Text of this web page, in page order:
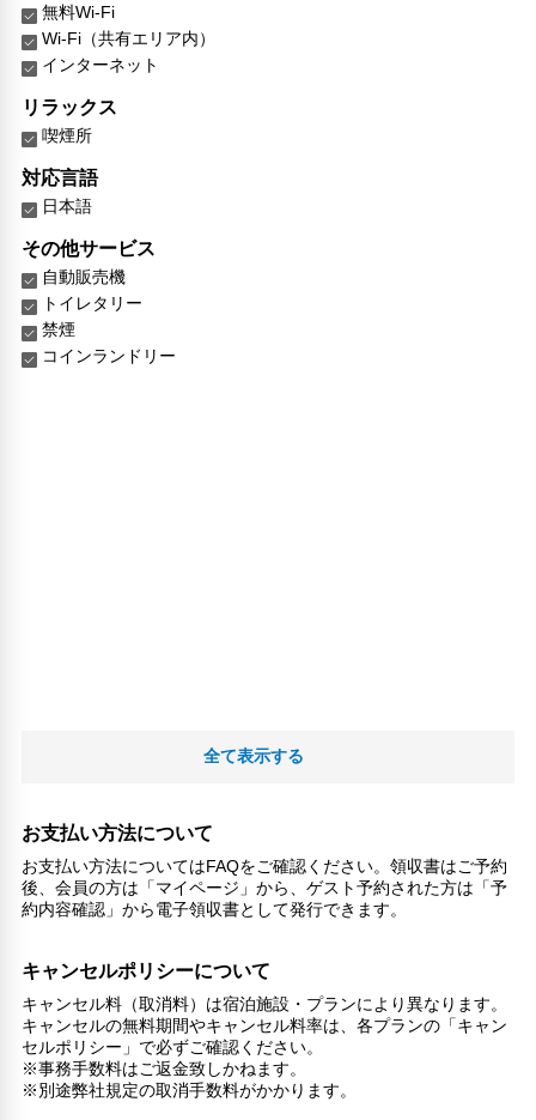
無料Wi-Fi
Wi-Fi（共有エリア内）
インターネット
リラックス
喫煙所
対応言語
日本語
その他サービス
自動販売機
トイレタリー
禁煙
コインランドリー
全て表示する
お支払い方法について
お支払い方法についてはFAQをご確認ください。領収書はご予約
後、会員の方は「マイページ」から、ゲスト予約された方は「予
約内容確認」から電子領収書として発行できます。
キャンセルポリシーについて
キャンセル料（取消料）は宿泊施設・プランにより異なります。
キャンセルの無料期間やキャンセル料率は、各プランの「キャン
セルポリシー」で必ずご確認ください。
※事務手数料はご返金致しかねます。
※別途弊社規定の取消手数料がかかります。